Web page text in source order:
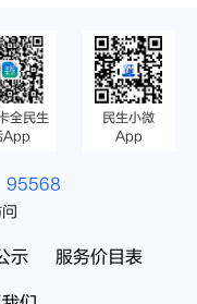
全民生
App
民生小微
App
95568
示 服务价目表